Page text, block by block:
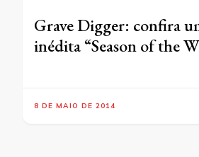
Grave Digger: confira
inédita “Season of the
8 DE MAIO DE 2014